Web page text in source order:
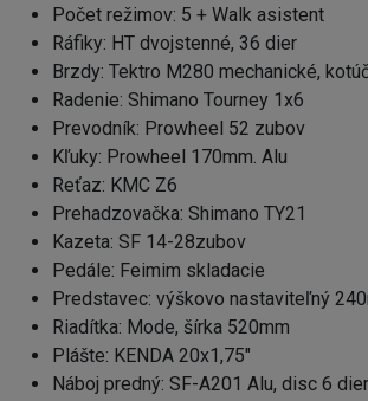
Počet režimov: 5 + Walk asistent
Ráfiky: HT dvojstenné, 36 dier
Brzdy: Tektro M280 mechanické,
Radenie: Shimano Tourney 1x6
Prevodník: Prowheel 52 zubov
Kľuky: Prowheel 170mm. Alu
Reťaz: KMC Z6
Prehadzovačka: Shimano TY21
Kazeta: SF 14-28zubov
Pedále: Feimim skladacie
Predstavec: výškovo nastaviteľný
Riadítka: Mode, šírka 520mm
Plášte: KENDA 20x1,75"
Náboj predný: SF-A201 Alu, disc 6 dier